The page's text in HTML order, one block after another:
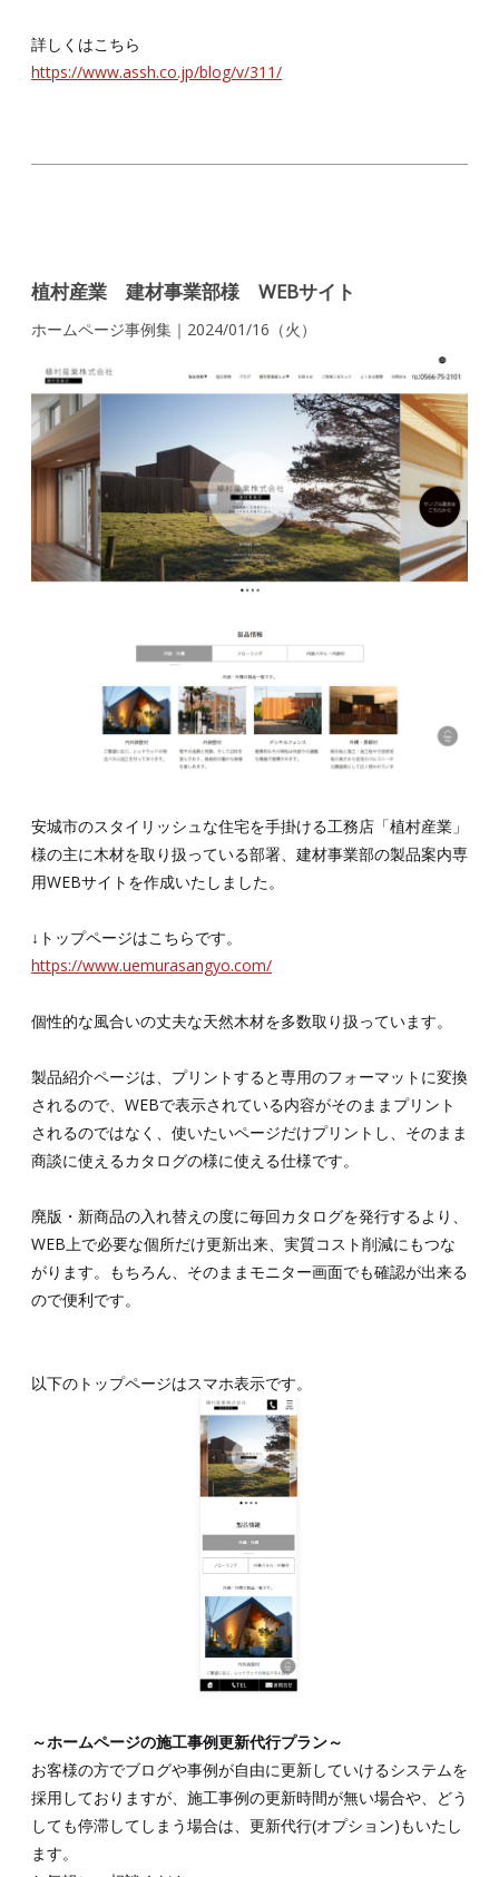
詳しくはこちら
https://www.assh.co.jp/blog/v/311/
植村産業 建材事業部様 WEBサイト
ホームページ事例集｜2024/01/16（火）
安城市のスタイリッシュな住宅を手掛ける工務店「植村産業」
様の主に木材を取り扱っている部署、建材事業部の製品案内専
用WEBサイトを作成いたしました。
↓トップページはこちらです。
https://www.uemurasangyo.com/
個性的な風合いの丈夫な天然木材を多数取り扱っています。
製品紹介ページは、プリントすると専用のフォーマットに変換
されるので、WEBで表示されている内容がそのままプリント
されるのではなく、使いたいページだけプリントし、そのまま
商談に使えるカタログの様に使える仕様です。
廃版・新商品の入れ替えの度に毎回カタログを発行するより、
WEB上で必要な個所だけ更新出来、実質コスト削減にもつな
がります。もちろん、そのままモニター画面でも確認が出来る
ので便利です。
以下のトップページはスマホ表示です。
～ホームページの施工事例更新代行プラン～
お客様の方でブログや事例が自由に更新していけるシステムを
採用しておりますが、施工事例の更新時間が無い場合や、どう
しても停滞してしまう場合は、更新代行(オプション)もいたし
ます。